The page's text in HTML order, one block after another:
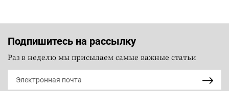
Подпишитесь на рассылку
Раз в неделю мы присылаем самые важные статьи